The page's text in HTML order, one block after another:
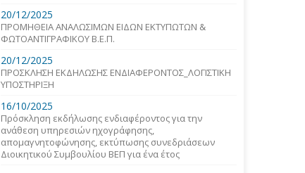
20/12/2025
ΠΡΟΜΗΘΕΙΑ ΑΝΑΛΩΣΙΜΩΝ ΕΙΔΩΝ ΕΚΤΥΠΩΤΩΝ &
ΦΩΤΟΑΝΤΙΓΡΑΦΙΚΟΥ Β.Ε.Π.
20/12/2025
ΠΡΟΣΚΛΗΣΗ ΕΚΔΗΛΩΣΗΣ ΕΝΔΙΑΦΕΡΟΝΤΟΣ_ΛΟΓΙΣΤΙΚΗ
ΥΠΟΣΤΗΡΙΞΗ
16/10/2025
Πρόσκληση εκδήλωσης ενδιαφέροντος για την
ανάθεση υπηρεσιών ηχογράφησης,
απομαγνητοφώνησης, εκτύπωσης συνεδριάσεων
Διοικητικού Συμβουλίου ΒΕΠ για ένα έτος